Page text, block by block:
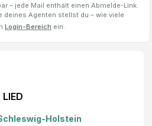
– jede Mail enthält einen Abmelde-Link.
deines Agenten stellst du – wie viele
Login-Bereich ein.
Holstein